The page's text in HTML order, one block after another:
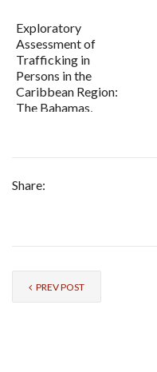
Exploratory
Assessment of
Trafficking in
Persons in the
Caribbean Region:
The Bahamas,
Share:
PREV POST